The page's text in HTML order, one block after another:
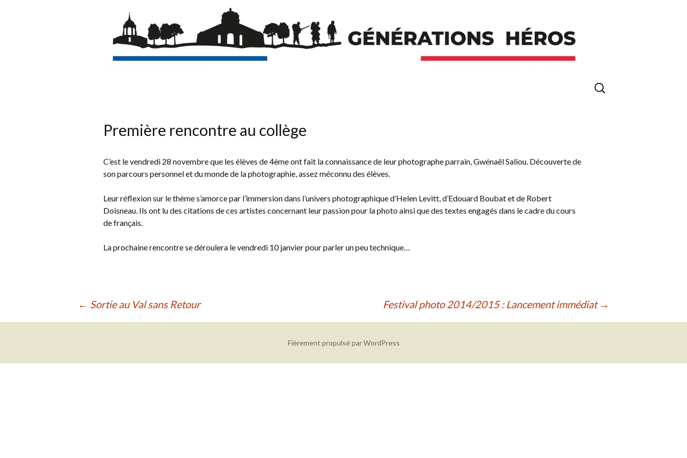
Rechercher :
Première rencontre au collège
C’est le vendredi 28 novembre que les élèves de 4ème ont fait la connaissance de leur photographe parrain, Gwénaël Saliou. Découverte de
son parcours personnel et du monde de la photographie, assez méconnu des élèves.
Leur réflexion sur le thème s’amorce par l’immersion dans l’univers photographique d’Helen Levitt, d’Edouard Boubat et de Robert
Doisneau. Ils ont lu des citations de ces artistes concernant leur passion pour la photo ainsi que des textes engagés dans le cadre du cours
de français.
La prochaine rencontre se déroulera le vendredi 10 janvier pour parler un peu technique…
des
← Sortie au Val sans Retour Festival photo 2014/2015 : Lancement immédiat →
Fièrement propulsé par WordPress